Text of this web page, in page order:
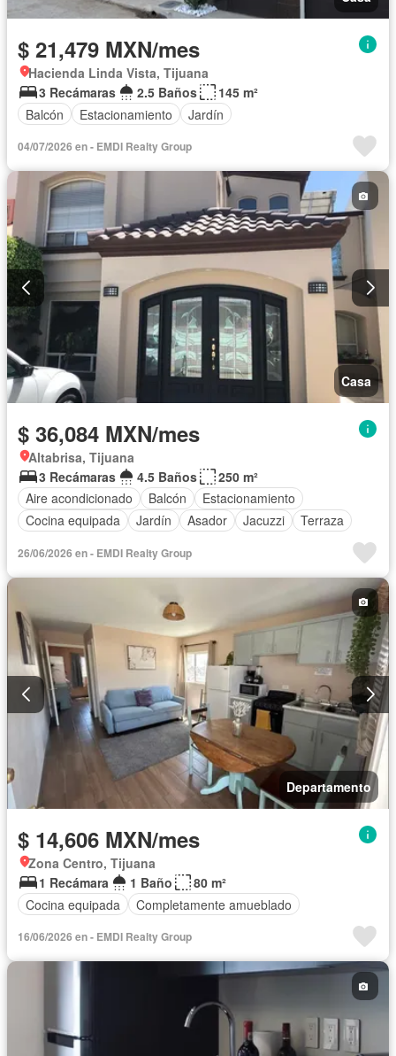
$ 21,479 MXN/mes
Hacienda Linda Vista, Tijuana
3 Recámaras
2.5 Baños
145 m²
Balcón
Estacionamiento Jardín
04/07/2026 en - EMDI Realty Group
Casa
$ 36,084 MXN/mes
Altabrisa, Tijuana
3 Recámaras
4.5 Baños
250 m²
Aire acondicionado
Balcón
Estacionamiento
Cocina equipada
Jardín Asador Jacuzzi Terraza
26/06/2026 en - EMDI Realty Group
Departamento
$ 14,606 MXN/mes
Zona Centro, Tijuana
1 Recámara
1 Baño
80 m²
Cocina equipada
Completamente amueblado
16/06/2026 en - EMDI Realty Group